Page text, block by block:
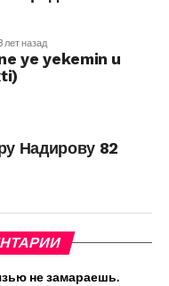
лет назад
ye yekemin u
Надирову 82
не замараешь.